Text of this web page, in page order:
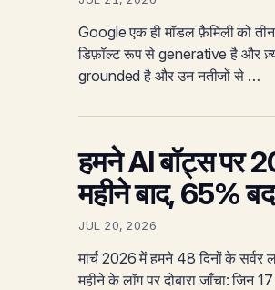
Google एक ही मॉडल फ़ैमिली को
डिफ़ॉल्ट रूप से generative है और
grounded है और उन नतीजों से …
हमने AI बॉट्स पर
महीने बाद, 65%
JUL 20, 2026
मार्च 2026 में हमने 48 दिनों के सर्वर
महीने के लॉग पर दोबारा जाँचा: जिन